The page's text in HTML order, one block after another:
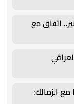
اتفاق مع
الزمالك: